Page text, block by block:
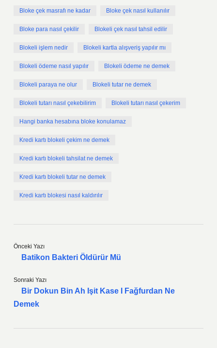
Bloke çek masrafı ne kadar Bloke çek nasıl kullanılır
Bloke para nasıl çekilir Blokeli çek nasıl tahsil edilir
Blokeli işlem nedir Blokeli kartla alışveriş yapılır mı
Blokeli ödeme nasıl yapılır Blokeli ödeme ne demek
Blokeli paraya ne olur Blokeli tutar ne demek
Blokeli tutarı nasıl çekebilirim Blokeli tutarı nasıl çekerim
Hangi banka hesabına bloke konulamaz
Kredi kartı blokeli çekim ne demek
Kredi kartı blokeli tahsilat ne demek
Kredi kartı blokeli tutar ne demek
Kredi kartı blokesi nasıl kaldırılır
Önceki Yazı
Batikon Bakteri Öldürür Mü
Sonraki Yazı
Bir Dokun Bin Ah Işit Kase I Fağfurdan Ne
Demek